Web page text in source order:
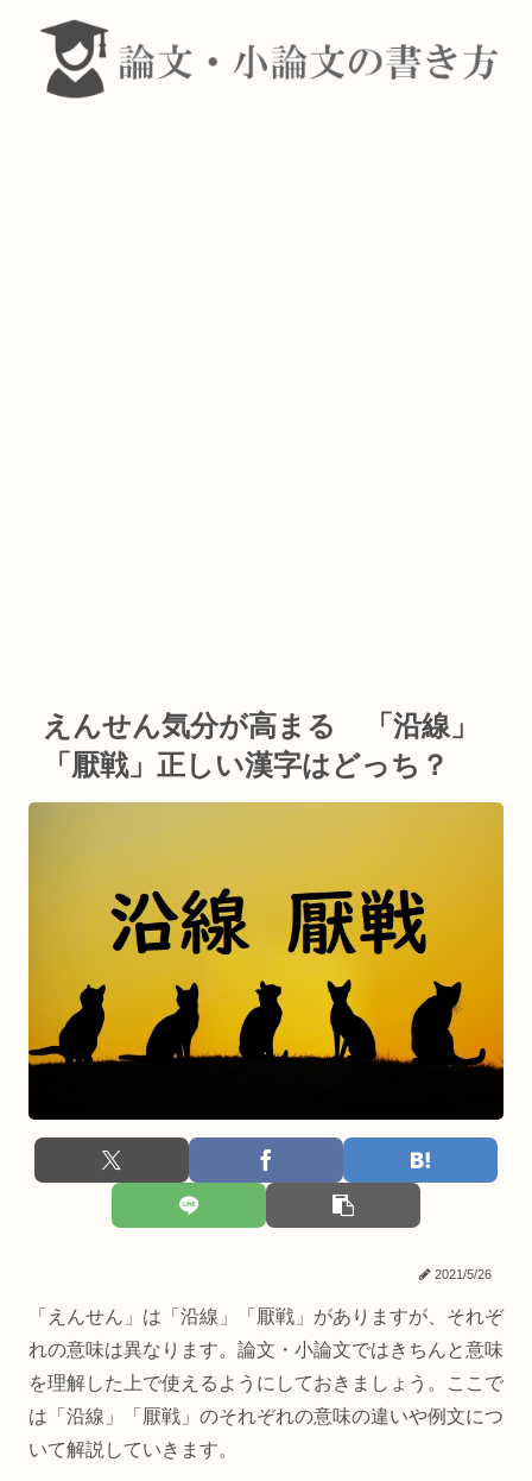
えんせん気分が高まる 「沿線」
「厭戦」正しい漢字はどっち？
2021/5/26
「えんせん」は「沿線」「厭戦」がありますが、それぞ
れの意味は異なります。論文・小論文ではきちんと意味
を理解した上で使えるようにしておきましょう。ここで
は「沿線」「厭戦」のそれぞれの意味の違いや例文につ
いて解説していきます。